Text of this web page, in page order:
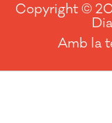
Copyright ©
Amb la